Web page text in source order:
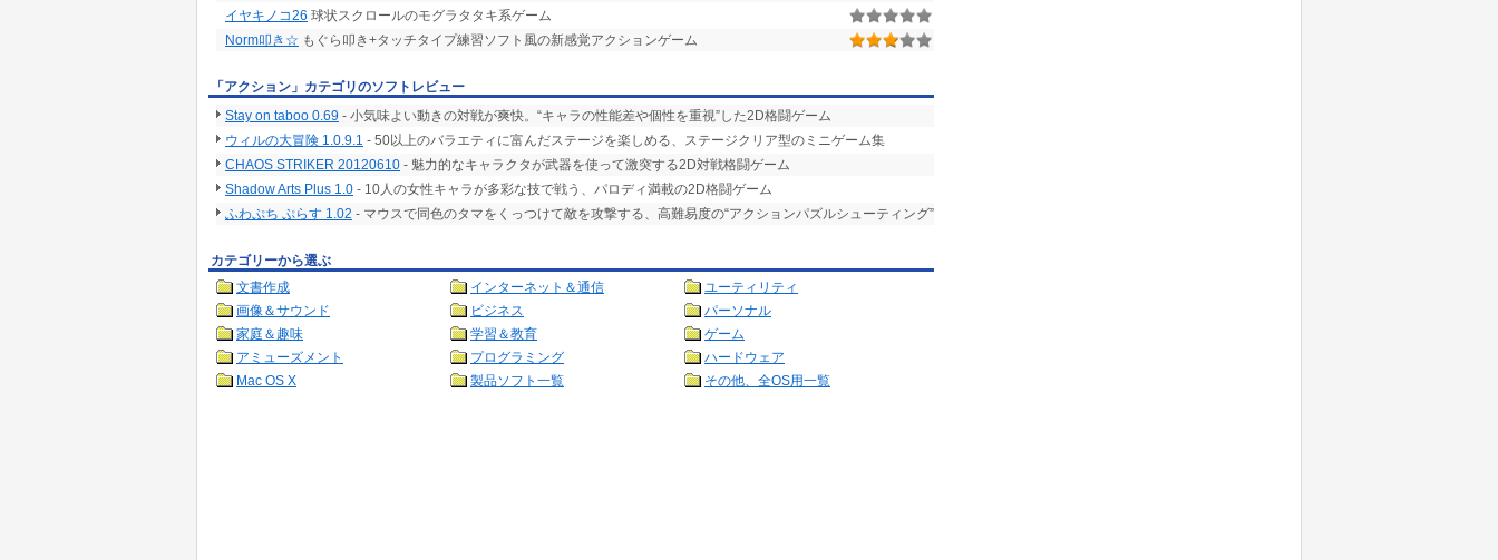
イヤキノコ26 球状スクロールのモグラタタキ系ゲーム
Norm叩き☆ もぐら叩き+タッチタイプ練習ソフト風の新感覚アクションゲーム
「アクション」カテゴリのソフトレビュー
Stay on taboo 0.69 - 小気味よい動きの対戦が爽快。“キャラの性能差や個性を重視”した2D格闘ゲーム
ウィルの大冒険 1.0.9.1 - 50以上のバラエティに富んだステージを楽しめる、ステージクリア型のミニゲーム集
CHAOS STRIKER 20120610 - 魅力的なキャラクタが武器を使って激突する2D対戦格闘ゲーム
Shadow Arts Plus 1.0 - 10人の女性キャラが多彩な技で戦う、パロディ満載の2D格闘ゲーム
ふわぷち ぷらす 1.02 - マウスで同色のタマをくっつけて敵を攻撃する、高難易度の“アクションパズルシューティング”
カテゴリーから選ぶ
文書作成
インターネット＆通信
ユーティリティ
画像＆サウンド
ビジネス
パーソナル
家庭＆趣味
学習＆教育
ゲーム
アミューズメント
プログラミング
ハードウェア
Mac OS X
製品ソフト一覧 その他、全OS用一覧